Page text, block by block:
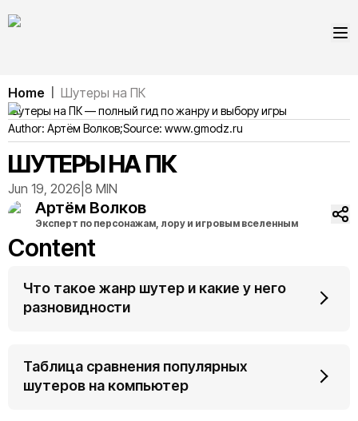
Home Шутеры на ПК
Шутеры на ПК — полный гид по жанру и выбору игры
Author: Артём Волков;Source: www.gmodz.ru
ШУТЕРЫ НА ПК
Jun 19, 2026 8 MIN
Артём Волков
Эксперт по персонажам, лору и игровым вселенным
Content
Что такое жанр шутер и какие у него
разновидности
Таблица сравнения популярных
шутеров на компьютер